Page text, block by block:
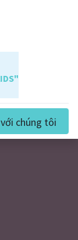
chúng tôi